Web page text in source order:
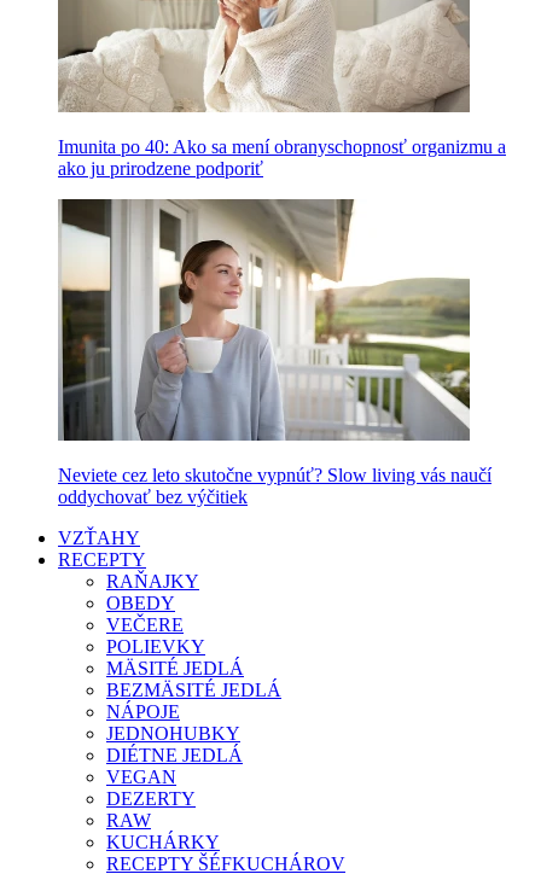
Imunita po 40: Ako sa mení obranyschopnosť organizmu a
ako ju prirodzene podporiť
Neviete cez leto skutočne vypnúť? Slow living vás naučí
oddychovať bez výčitiek
VZŤAHY
RECEPTY
RAŇAJKY
OBEDY
VEČERE
POLIEVKY
MÄSITÉ JEDLÁ
BEZMÄSITÉ JEDLÁ
NÁPOJE
JEDNOHUBKY
DIÉTNE JEDLÁ
VEGAN
DEZERTY
RAW
KUCHÁRKY
RECEPTY ŠÉFKUCHÁROV